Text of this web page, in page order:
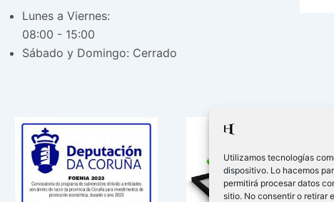
Utilizamos tecnologías
dispositivo. Lo hacemos
permitirá procesar datos
sitio. No consentir o retirar
Lunes a Viernes:
08:00 - 15:00
Sábado y Domingo: Cerrado